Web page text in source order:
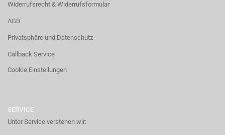
Widerrufsrecht & Widerrufsformular
AGB
Privatsphäre und Datenschutz
Callback Service
Cookie Einstellungen
SERVICE
Unter Service verstehen wir: